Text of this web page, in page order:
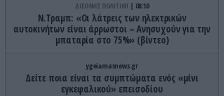
ΔΙΕΘΝΗΣ ΠΟΛΙΤΙΚΗ 08:10
Ν.Τραμπ: «Οι λάτρεις των ηλεκτρικών
αυτοκινήτων είναι άρρωστοι – Ανησυχούν για την
μπαταρία στο 75%» (βίντεο)
ygeiamasnews.gr
Δείτε ποια είναι τα συμπτώματα ενός «μίνι
εγκεφαλικού» επεισοδίου